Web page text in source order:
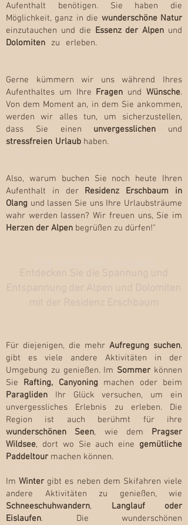
Aufenthalt benötigen. Sie haben die
Möglichkeit, ganz in die wunderschöne Natur
einzutauchen und die Essenz der Alpen und
Dolomiten zu erleben.
Gerne kümmern wir uns während Ihres
Aufenthaltes um Ihre Fragen undWünsche.
Von dem Moment an, in dem Sie ankommen,
werden wir alles tun, um sicherzustellen,
dass Sie einen unvergesslichen und
stressfreien Urlaub haben.
Also, warum buchen Sie noch heute Ihren
Aufenthalt in der Residenz Erschbaum in
Olang und lassen Sie uns Ihre Urlaubsträume
wahr werden lassen? Wir freuen uns, Sie im
Herzen der Alpen begrüßen zu dürfen!"
Für diejenigen, die mehr Aufregung suchen,
gibt es viele andere Aktivitäten in der
Umgebung zu genießen. Im Sommer können
Sie Rafting, Canyoning machen oder beim
Paragliden Ihr Glück versuchen, um ein
unvergessliches Erlebnis zu erleben. Die
Region ist auch berühmt für ihre
wunderschönen Seen, wie dem Pragser
Wildsee, dort wo Sie auch eine gemütliche
Paddeltour machen können.
ImWinter gibt es neben dem Skifahren viele
andere Aktivitäten zu genießen, wie
Schneeschuhwandern, Langlauf oder
Eislaufen. Die wunderschönen